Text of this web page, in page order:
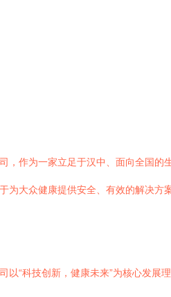
，作为一家立足于汉中、面向全国
为大众健康提供安全、有效的解决方
以“科技创新，健康未来”为核心发